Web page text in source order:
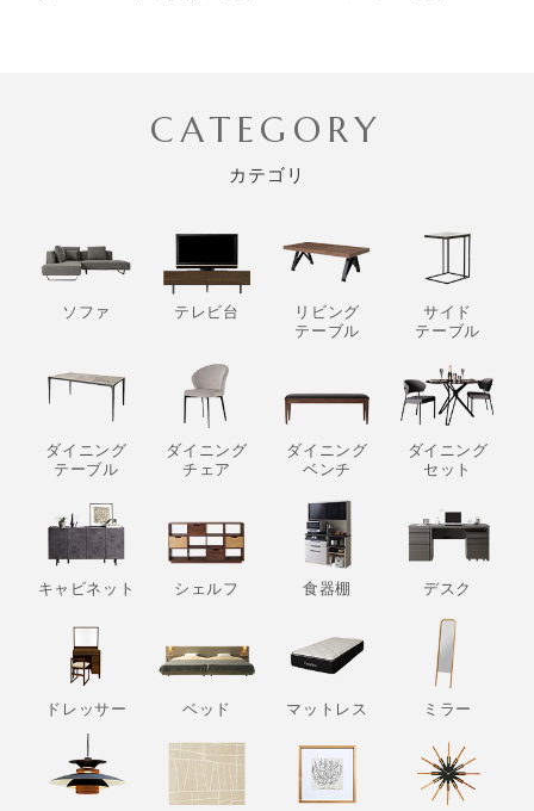
CATEGORY
カテゴリ
ソファ テレビ台
リビング
テーブル
サイド
テーブル
ダイニング
テーブル
ダイニング
チェア
ダイニング
ベンチ
ダイニング
セット
キャビネット シェルフ 食器棚 デスク
ドレッサー ベッド マットレス ミラー